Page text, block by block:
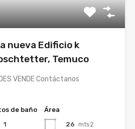
nueva Edificio k
Temuco
VENDE Contáctanos
de baño
1
Área
26 mts2